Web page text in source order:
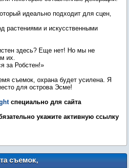
идеально подходит для сцен,
растениями и искусственными
здесь? Еще нет! Но мы не
их.
за Робстен!»
съемок, охрана будет усилена. Я
для острова Эсме!
специально для сайта
укажите активную ссылку
съемок,